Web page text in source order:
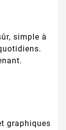
simple à
graphiques